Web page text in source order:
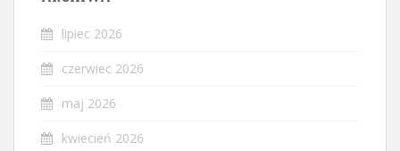
lipiec 2026
czerwiec 2026
maj 2026
kwiecień 2026